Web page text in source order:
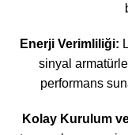
Enerji Verimliliği:
sinyal
performans
Kolay Kurulum